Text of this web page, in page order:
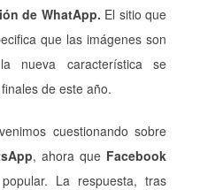
de WhatApp. El sitio que
que las imágenes son
nueva característica se
de este año.
cuestionando sobre
, ahora que Facebook
La respuesta, tras